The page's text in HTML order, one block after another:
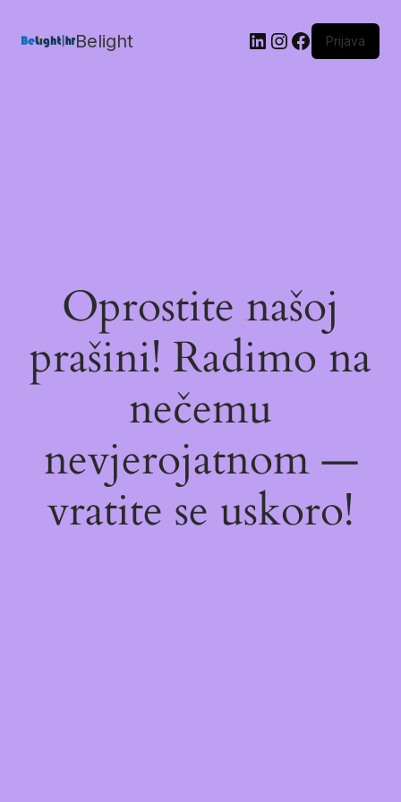
Belight Prijava
Oprostite našoj
prašini! Radimo na
nečemu
nevjerojatnom —
vratite se uskoro!